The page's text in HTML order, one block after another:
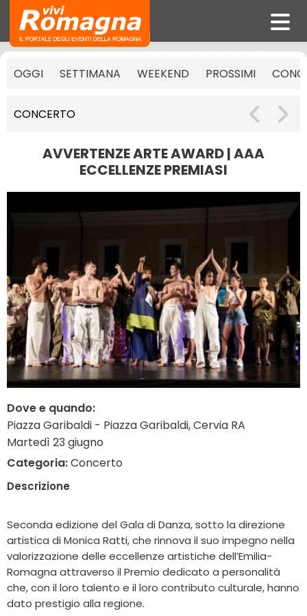
OGGI SETTIMANA WEEKEND PROSSIMI
CONCERTO
AVVERTENZE ARTE AWARD | AAA
ECCELLENZE PREMIASI
Dove e quando:
Piazza Garibaldi - Piazza Garibaldi, Cervia RA
Martedì 23 giugno
Categoria:Concerto
Descrizione
Seconda edizione del Gala di Danza, sotto la direzione
artistica di Monica Ratti, che rinnova il suo impegno nella
valorizzazione delle eccellenze artistiche dell’Emilia-
Romagna attraverso il Premio dedicato a personalità
che, con il loro talento e il loro contributo culturale, hanno
dato prestigio alla regione.